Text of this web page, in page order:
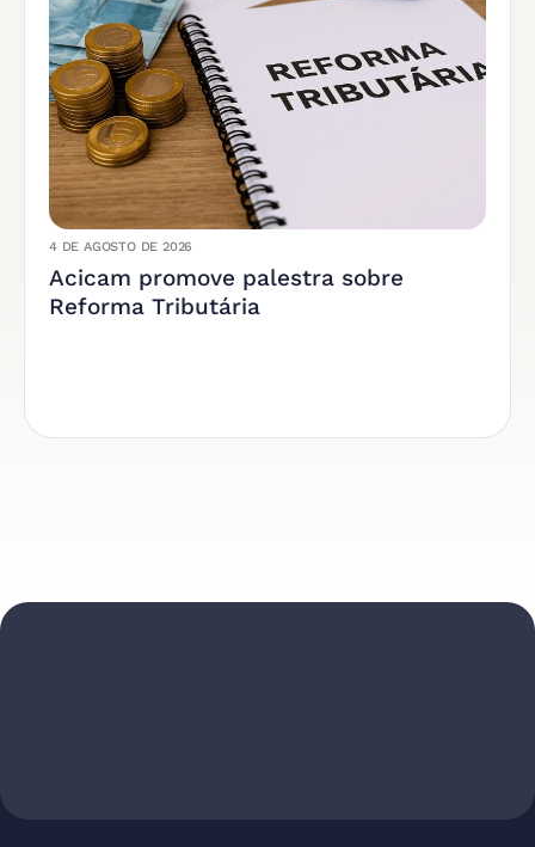
4 DE AGOSTO DE 2026
Acicam promove palestra sobre
Reforma Tributária